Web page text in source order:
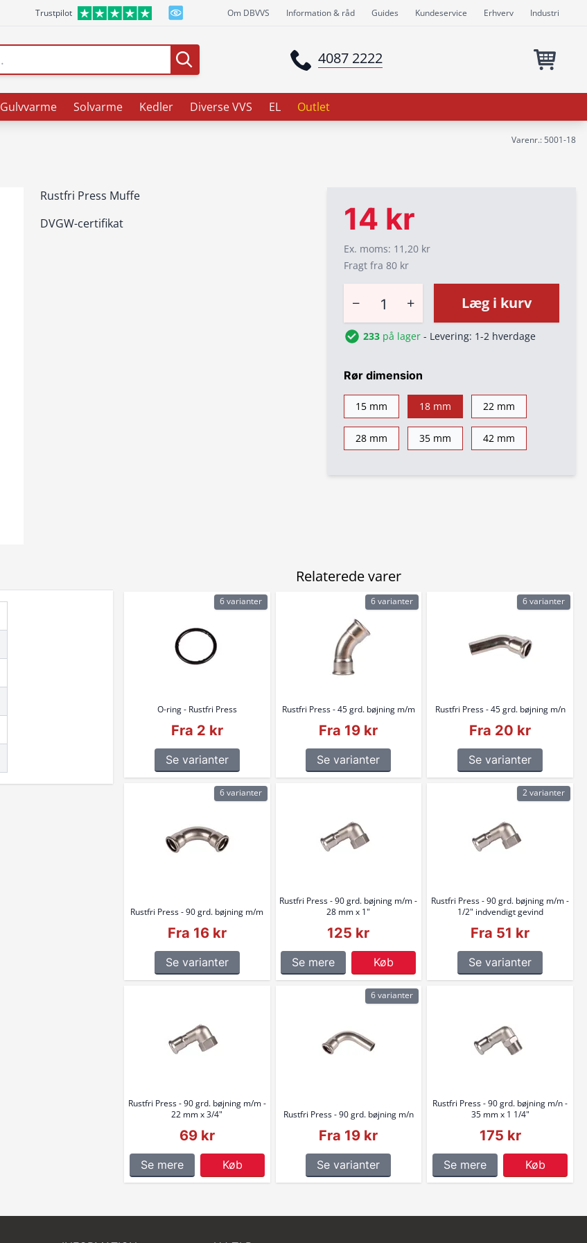
Trustpilot Om DBVVS Information & råd Guides Kundeservice Erhverv Industri
4087 2222
Gulvvarme Solvarme Kedler Diverse VVS EL Outlet
Varenr.: 5001-18
Rustfri Press Muffe
DVGW-certifikat
14 kr
Ex. moms: 11,20 kr
Fragt fra 80 kr
− + Læg i kurv
233 på lager - Levering: 1-2 hverdage
Rør dimension
15 mm 18 mm 22 mm
28 mm 35 mm 42 mm
Relaterede varer
O-ring - Rustfri Press
Fra 2 kr
Se varianter
6 varianter
Rustfri Press - 45 grd. bøjning m/m
Fra 19 kr
Se varianter
6 varianter
Rustfri Press - 45 grd. bøjning m/n
Fra 20 kr
Se varianter
6 varianter
Rustfri Press - 90 grd. bøjning m/m
Fra 16 kr
Se varianter
6 varianter
Rustfri Press - 90 grd. bøjning m/m -
28 mm x 1"
125 kr
Se mere Køb
Rustfri Press - 90 grd. bøjning m/m -
1/2" indvendigt gevind
Fra 51 kr
Se varianter
2 varianter
Rustfri Press - 90 grd. bøjning m/m -
22 mm x 3/4"
69 kr
Se mere Køb
Rustfri Press - 90 grd. bøjning m/n
Fra 19 kr
Se varianter
6 varianter
Rustfri Press - 90 grd. bøjning m/n -
35 mm x 1 1/4"
175 kr
Se mere Køb